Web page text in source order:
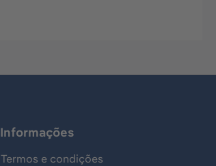
Informações
Termos e condições